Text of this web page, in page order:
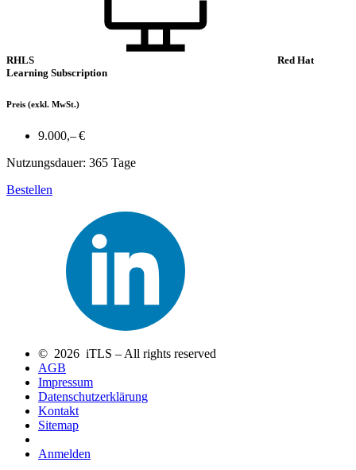
RHLS
Red Hat
Learning Subscription
Preis (exkl. MwSt.)
9.000,– €
Nutzungsdauer: 365 Tage
Bestellen
© 2026 iTLS – All rights reserved
AGB
Impressum
Datenschutzerklärung
Kontakt
Sitemap
Anmelden